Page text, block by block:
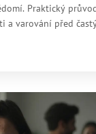
Praktický
a varování před